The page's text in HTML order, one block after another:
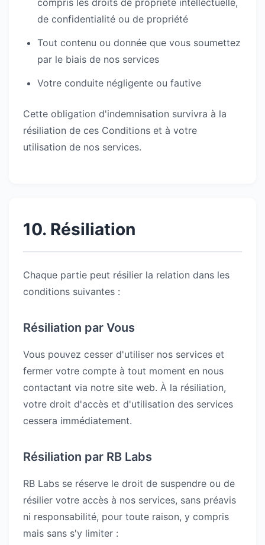
compris les droits de propriété intellectuelle,
de confidentialité ou de propriété
Tout contenu ou donnée que vous soumettez
par le biais de nos services
Votre conduite négligente ou fautive
Cette obligation d'indemnisation survivra à la
résiliation de ces Conditions et à votre
utilisation de nos services.
10. Résiliation
Chaque partie peut résilier la relation dans les
conditions suivantes :
Résiliation par Vous
Vous pouvez cesser d'utiliser nos services et
fermer votre compte à tout moment en nous
contactant via notre site web. À la résiliation,
votre droit d'accès et d'utilisation des services
cessera immédiatement.
Résiliation par RB Labs
RB Labs se réserve le droit de suspendre ou de
résilier votre accès à nos services, sans préavis
ni responsabilité, pour toute raison, y compris
mais sans s'y limiter :